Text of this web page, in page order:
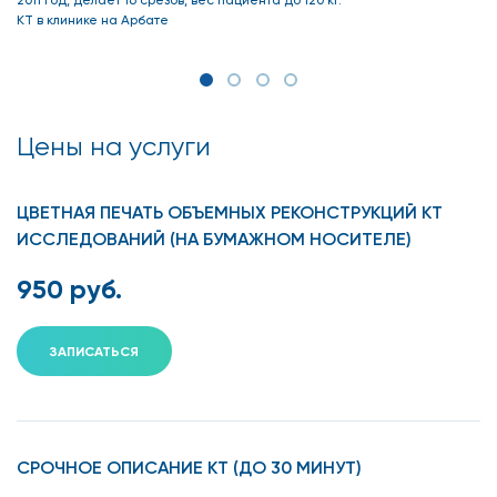
КТ локтевого сустава
Присутствуют воспалительные изменения
(покраснение, отечность, локальное повышение
температуры).
При движении локтя слышится хруст,
пощелкивание.
КТ в клинике на Арбате
Цены на услуги
ЦВЕТНАЯ ПЕЧАТЬ ОБЪЕМНЫХ РЕКОНСТРУКЦИЙ КТ
ИССЛЕДОВАНИЙ (НА БУМАЖНОМ НОСИТЕЛЕ)
950 руб.
ЗАПИСАТЬСЯ
СРОЧНОЕ ОПИСАНИЕ КТ (ДО 30 МИНУТ)